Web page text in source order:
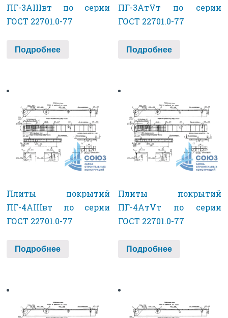
ПГ-3АIIIвт по серии
ГОСТ 22701.0-77
Подробнее
ПГ-3АтVт по серии
ГОСТ 22701.0-77
Подробнее
Плиты покрытий
ПГ-4АIIIвт по серии
ГОСТ 22701.0-77
Подробнее
Плиты покрытий
ПГ-4АтVт по серии
ГОСТ 22701.0-77
Подробнее